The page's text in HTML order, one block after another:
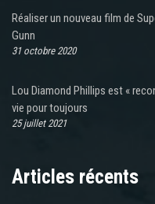
Réaliser un nouveau film de
Gunn
31 octobre 2020
Lou Diamond Phillips est «
vie pour toujours
25 juillet 2021
Articles récents